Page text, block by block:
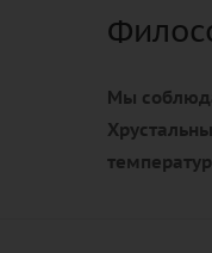
Мы